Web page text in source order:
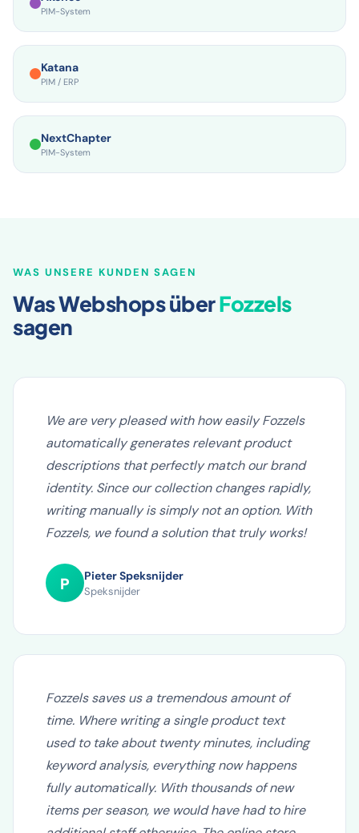
Akeneo
PIM-System
Katana
PIM / ERP
NextChapter
PIM-System
Was Webshops über
Fozzels
sagen
We are very pleased with how easily Fozzels
automatically generates relevant product
descriptions that perfectly match our brand
identity. Since our collection changes rapidly,
writing manually is simply not an option. With
P Pieter Speksnijder
Fozzels saves us a tremendous amount of
time. Where writing a single product text
used to take about twenty minutes, including
keyword analysis, everything now happens
fully automatically. With thousands of new
items per season, we would have had to hire